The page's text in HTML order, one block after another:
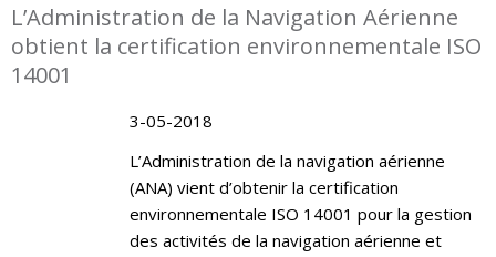
L’Administration de la Navigation Aérienne
obtient la certification environnementale ISO
14001
3-05-2018
L’Administration de la navigation aérienne
(ANA) vient d’obtenir la certification
environnementale ISO 14001 pour la gestion
des activités de la navigation aérienne et